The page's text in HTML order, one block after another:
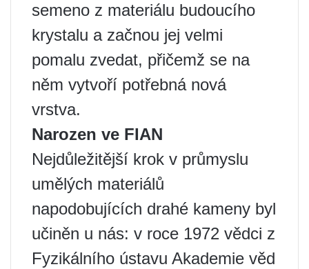
semeno z materiálu budoucího
krystalu a začnou jej velmi
pomalu zvedat, přičemž se na
něm vytvoří potřebná nová
vrstva.
Narozen ve FIAN
Nejdůležitější krok v průmyslu
umělých materiálů
napodobujících drahé kameny byl
učiněn u nás: v roce 1972 vědci z
Fyzikálního ústavu Akademie věd